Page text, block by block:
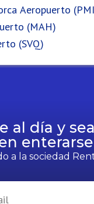
Aeropuerto
(MAH)
(SVQ)
al día y
enterarse
a la sociedad